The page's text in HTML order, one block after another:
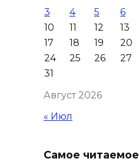
Август 2026
3
4 5 6
10
11 12 13
17
18 19 20
24
25 26 27
31
« Июл
Самое читаемое